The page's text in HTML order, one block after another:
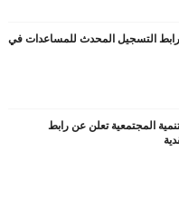
التسجيل المحدث للمساعدات في
المجتمعية تعلن عن رابط